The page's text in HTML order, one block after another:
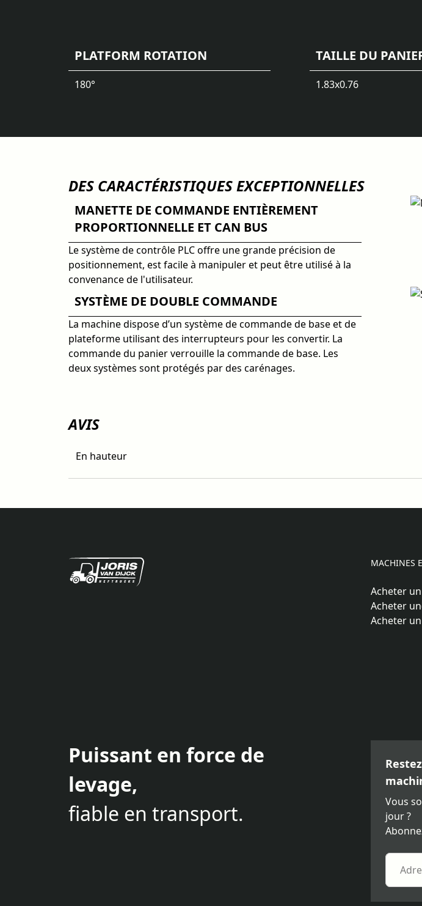
PLATFORM ROTATION
180°
TAILLE DU
1.83x0.76
DES CARACTÉRISTIQUES EXCEPTIONNELLES
MANETTE DE COMMANDE ENTIÈREMENT
PROPORTIONNELLE ET CAN BUS
Le système de contrôle PLC offre une grande précision de
positionnement, est facile à manipuler et peut être utilisé à la
convenance de l'utilisateur.
SYSTÈME DE DOUBLE COMMANDE
La machine dispose d’un système de commande de base et de
plateforme utilisant des interrupteurs pour les convertir. La
commande du panier verrouille la commande de base. Les
deux systèmes sont protégés par des carénages.
AVIS
En hauteur
MACHINES
Acheter
Acheter
Acheter
Puissant en force de
levage,
fiable en transport.
Vous
jour ?